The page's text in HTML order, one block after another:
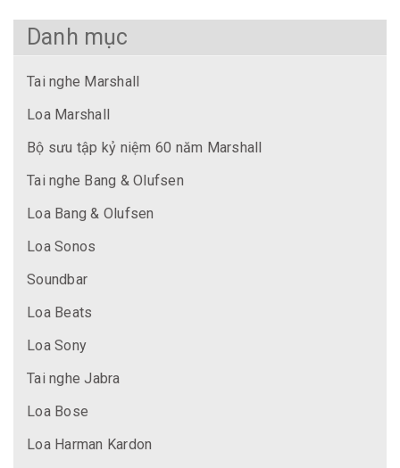
Danh mục
Tai nghe Marshall
Loa Marshall
Bộ sưu tập kỷ niệm 60 năm Marshall
Tai nghe Bang & Olufsen
Loa Bang & Olufsen
Loa Sonos
Soundbar
Loa Beats
Loa Sony
Tai nghe Jabra
Loa Bose
Loa Harman Kardon